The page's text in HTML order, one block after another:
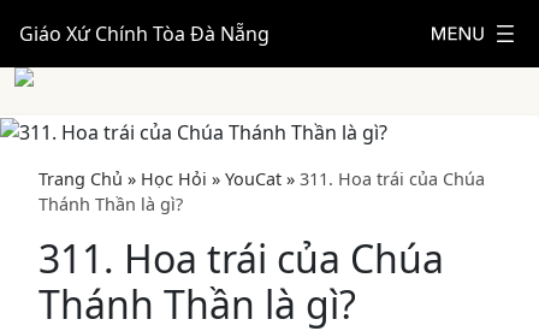
Giáo Xứ Chính Tòa Đà Nẵng
Trang Chủ » Học Hỏi » YouCat » 311. Hoa trái của Chúa
Thánh Thần là gì?
311. Hoa trái của Chúa
Thánh Thần là gì?